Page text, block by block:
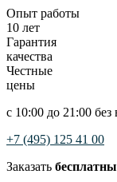
Опыт работы
10 лет
Гарантия
качества
Честные
цены
с 10:00 до 21:00
+7 (495) 125 41 00
Заказать